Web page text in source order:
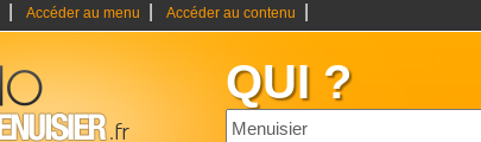
Accéder au menu Accéder au contenu
QUI ?